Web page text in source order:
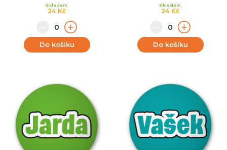
24 Kč
Skladem
Do košíku
24 Kč
Skladem
Do košíku